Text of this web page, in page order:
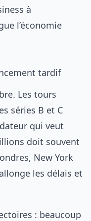
à
l’économie
tardif
Les tours
séries B et C
qui veut
doit souvent
New York
les délais et
: beaucoup